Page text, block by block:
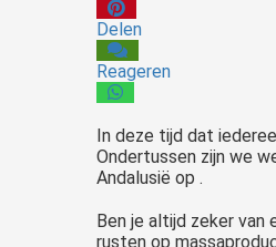
Delen
Reageren
In deze tijd dat
Ondertussen zijn we
Andalusië op .
Ben je altijd zeker
rusten op